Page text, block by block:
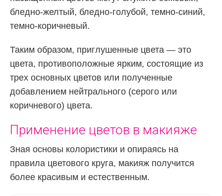
бледно-желтый, бледно-голубой, темно-синий,
темно-коричневый.
Таким образом, приглушенные цвета — это
цвета, противоположные ярким, состоящие из
трех основных цветов или полученные
добавлением нейтрального (серого или
коричневого) цвета.
Применение цветов в макияже
Зная основы колористики и опираясь на
правила цветового круга, макияж получится
более красивым и естественным.